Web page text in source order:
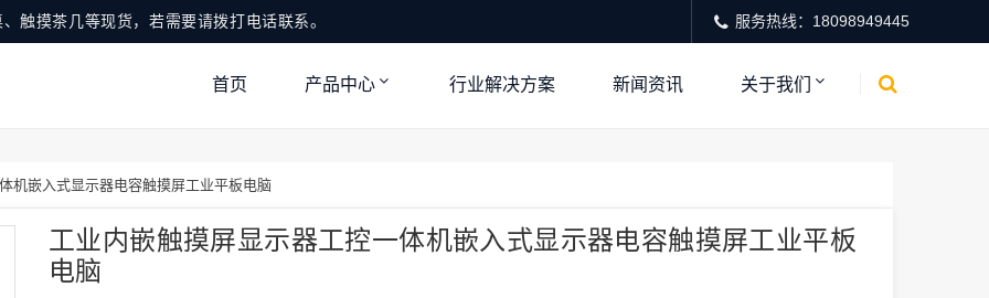
触摸茶几等现货，若需要请拨打电话联系。 服务热线：18098949445
首页 产品中心 行业解决方案 新闻资讯 关于我们
机嵌入式显示器电容触摸屏工业平板电脑
工业内嵌触摸屏显示器工控一体机嵌入式显示器电容触摸屏工业平板
电脑